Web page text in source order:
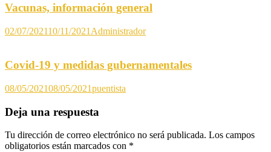
Vacunas, información general
02/07/202110/11/2021 Administrador
Covid-19 y medidas gubernamentales
08/05/202108/05/2021puentista
Deja una respuesta
Tu dirección de correo electrónico no será publicada. Los campos
obligatorios están marcados con *